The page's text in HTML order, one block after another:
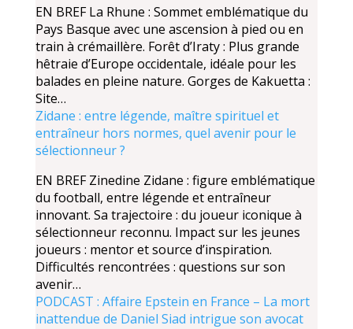
EN BREF La Rhune : Sommet emblématique du
Pays Basque avec une ascension à pied ou en
train à crémaillère. Forêt d’Iraty : Plus grande
hêtraie d’Europe occidentale, idéale pour les
balades en pleine nature. Gorges de Kakuetta :
Site…
Zidane : entre légende, maître spirituel et
entraîneur hors normes, quel avenir pour le
sélectionneur ?
EN BREF Zinedine Zidane : figure emblématique
du football, entre légende et entraîneur
innovant. Sa trajectoire : du joueur iconique à
sélectionneur reconnu. Impact sur les jeunes
joueurs : mentor et source d’inspiration.
Difficultés rencontrées : questions sur son
avenir…
PODCAST : Affaire Epstein en France – La mort
inattendue de Daniel Siad intrigue son avocat